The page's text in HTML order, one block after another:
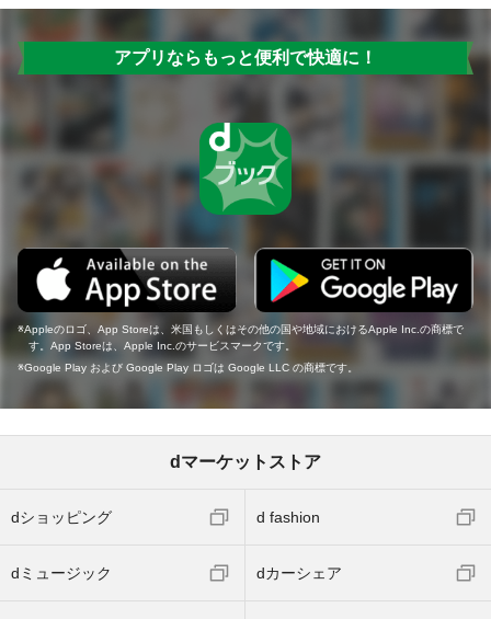
アプリならもっと便利で快適に！
Appleのロゴ、App Storeは、米国もしくはその他の国や地域におけるApple Inc.の商標で
す。App Storeは、Apple Inc.のサービスマークです。
Google Play および Google Play ロゴは Google LLC の商標です。
dマーケットストア
dショッピング d fashion
dミュージック dカーシェア